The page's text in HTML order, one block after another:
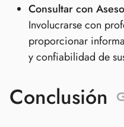
Consultar con
Involucrarse con
proporcionar
y confiabilidad de
Conclusión